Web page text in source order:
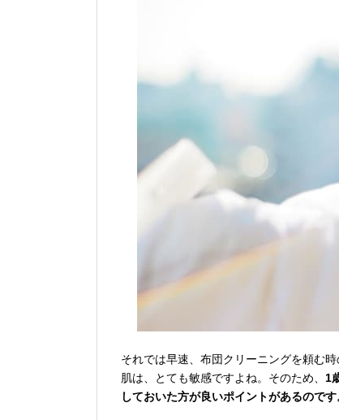
それでは早速、布団クリーニングを頼む
肌は、とても敏感ですよね。そのため、 1
しておいた方が良いポイントがあるのです